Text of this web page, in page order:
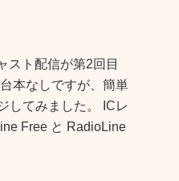
スト配信が第2回目
本なしですが、簡単
してみました。 ICレ
Free と RadioLine